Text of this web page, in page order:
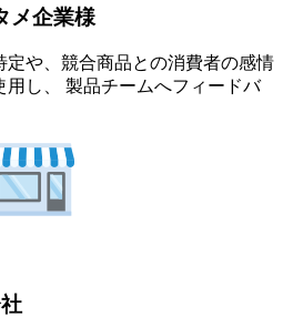
メ企業様
や、競合商品との消費者の感情
し、 製品チームへフィードバ